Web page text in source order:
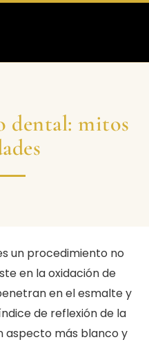
dental: mitos
un procedimiento no
en la oxidación de
en el esmalte y
de reflexión de la
aspecto más blanco y